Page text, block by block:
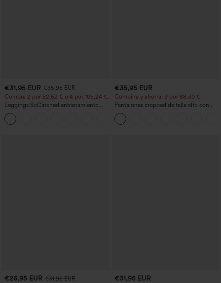
€31,95 EUR €35,95 EUR
Compra 2 por 52,62 € o 4 por 105,24 €.
Leggings SoCinched entrenamiento
moldeador abdomen bolsillo lateral tiro
alto
€35,95 EUR
Combina y ahorra: 3 por 88,30 €
Pantalones cropped de talle alto con
bolsillos con cremallera y efecto lino
€26,95 EUR €31,95 EUR
€31,95 EUR